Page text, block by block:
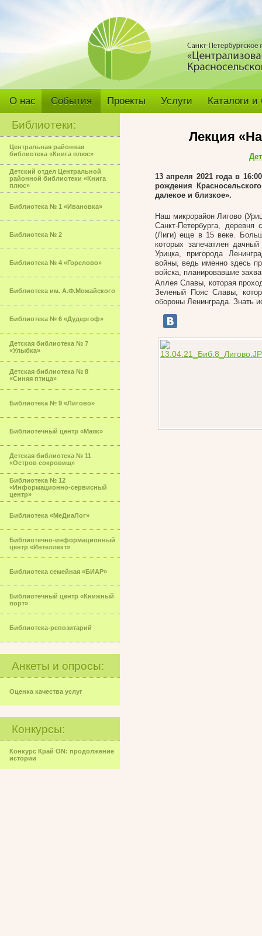
О нас События Проекты Услуги Каталоги
Библиотеки:
Центральная районная
библиотека «Книга плюс»
Детский отдел Центральной
районной библиотеки «Книга
плюс»
Библиотека № 1 «Ивановка»
Библиотека № 2
Библиотека № 4 «Горелово»
Библиотека им. А.Ф.Можайского
Библиотека № 6 «Дудергоф»
Детская библиотека № 7
«Улыбка»
Детская библиотека № 8
«Синяя птица»
Библиотека № 9 «Лигово»
Библиотечный центр «Маяк»
Детская библиотека № 11
«Остров сокровищ»
Библиотека № 12
«Информационно-сервисный
центр»
Библиотека «МеДиаЛог»
Библиотечно-информационный
центр «Интеллект»
Библиотека семейная «БИАР»
Библиотечный центр «Книжный
порт»
Библиотека-репозитарий
Анкеты и опросы:
Оценка качества услуг
Конкурсы:
Конкурс Край ON: продолжение
истории
Лекция
13 апреля 2021 года в
рождения
далекое и близкое».
Наш микрорайон Лигово
Санкт-Петербурга,
(Лиги) еще в 15 веке.
которых запечатлен
Урицка, пригорода
войны, ведь именно здесь
войска, планировавшие
Аллея Славы, которая
Зеленый Пояс Славы,
обороны Ленинграда. Знать